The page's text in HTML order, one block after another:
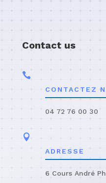
Contact us

CONTACTEZ
04 72 76 00 30

ADRESSE
6 Cours André